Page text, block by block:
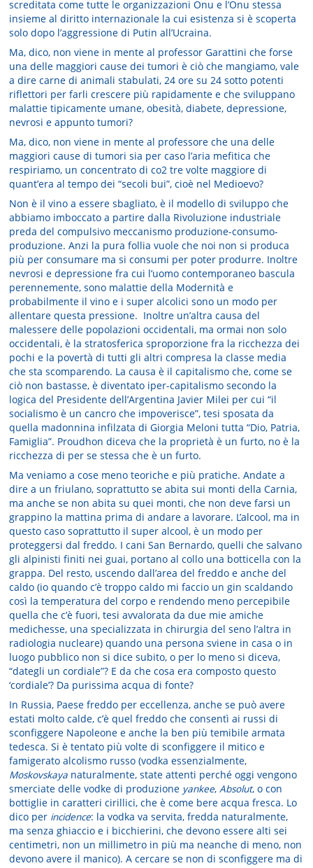
screditata come tutte le organizzazioni Onu e l’Onu stessa
insieme al diritto internazionale la cui esistenza si è scoperta
solo dopo l’aggressione di Putin all’Ucraina.
Ma, dico, non viene in mente al professor Garattini che forse
una delle maggiori cause dei tumori è ciò che mangiamo, vale
a dire carne di animali stabulati, 24 ore su 24 sotto potenti
riflettori per farli crescere più rapidamente e che sviluppano
malattie tipicamente umane, obesità, diabete, depressione,
nevrosi e appunto tumori?
Ma, dico, non viene in mente al professore che una delle
maggiori cause di tumori sia per caso l’aria mefitica che
respiriamo, un concentrato di co2 tre volte maggiore di
quant’era al tempo dei “secoli bui”, cioè nel Medioevo?
Non è il vino a essere sbagliato, è il modello di sviluppo che
abbiamo imboccato a partire dalla Rivoluzione industriale
preda del compulsivo meccanismo produzione-consumo-
produzione. Anzi la pura follia vuole che noi non si produca
più per consumare ma si consumi per poter produrre. Inoltre
nevrosi e depressione fra cui l’uomo contemporaneo bascula
perennemente, sono malattie della Modernità e
probabilmente il vino e i super alcolici sono un modo per
allentare questa pressione. Inoltre un’altra causa del
malessere delle popolazioni occidentali, ma ormai non solo
occidentali, è la stratosferica sproporzione fra la ricchezza dei
pochi e la povertà di tutti gli altri compresa la classe media
che sta scomparendo. La causa è il capitalismo che, come se
ciò non bastasse, è diventato iper-capitalismo secondo la
logica del Presidente dell’Argentina Javier Milei per cui “il
socialismo è un cancro che impoverisce”, tesi sposata da
quella madonnina infilzata di Giorgia Meloni tutta “Dio, Patria,
Famiglia”. Proudhon diceva che la proprietà è un furto, no è la
ricchezza di per se stessa che è un furto.
Ma veniamo a cose meno teoriche e più pratiche. Andate a
dire a un friulano, soprattutto se abita sui monti della Carnia,
ma anche se non abita su quei monti, che non deve farsi un
grappino la mattina prima di andare a lavorare. L’alcool, ma in
questo caso soprattutto il super alcool, è un modo per
proteggersi dal freddo. I cani San Bernardo, quelli che salvano
gli alpinisti finiti nei guai, portano al collo una botticella con la
grappa. Del resto, uscendo dall’area del freddo e anche del
caldo (io quando c’è troppo caldo mi faccio un gin scaldando
così la temperatura del corpo e rendendo meno percepibile
quella che c’è fuori, tesi avvalorata da due mie amiche
medichesse, una specializzata in chirurgia del seno l’altra in
radiologia nucleare) quando una persona sviene in casa o in
luogo pubblico non si dice subito, o per lo meno si diceva,
“dategli un cordiale”? E da che cosa era composto questo
‘cordiale’? Da purissima acqua di fonte?
In Russia, Paese freddo per eccellenza, anche se può avere
estati molto calde, c’è quel freddo che consentì ai russi di
sconfiggere Napoleone e anche la ben più temibile armata
tedesca. Si è tentato più volte di sconfiggere il mitico e
famigerato alcolismo russo (vodka essenzialmente,
Moskovskaya naturalmente, state attenti perché oggi vengono
smerciate delle vodke di produzione yankee,Absolut, o con
bottiglie in caratteri cirillici, che è come bere acqua fresca. Lo
dico per incidence: la vodka va servita, fredda naturalmente,
ma senza ghiaccio e i bicchierini, che devono essere alti sei
centimetri, non un millimetro in più ma neanche di meno, non
devono avere il manico). A cercare se non di sconfiggere ma di